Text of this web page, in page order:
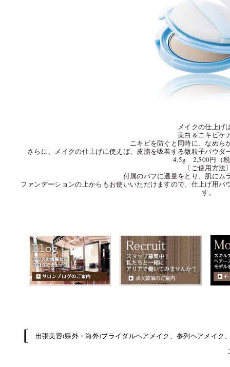
メイクの仕上げ
美白＆ニキビケ
ニキビを防ぐと同時に、なめら
さらに、メイクの仕上げに使えば、皮脂を吸着する微粒子パウ
4.5g 2,500円（
〔ご使用方法
付属のパフに適量をとり、肌にム
ファンデーションの上からもお使いいただけますので、仕上げ用
す。
出張美容(県外・海外)ブライダルヘアメイク、参列ヘアメイ